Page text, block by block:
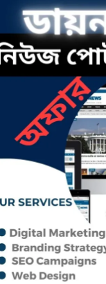
আর